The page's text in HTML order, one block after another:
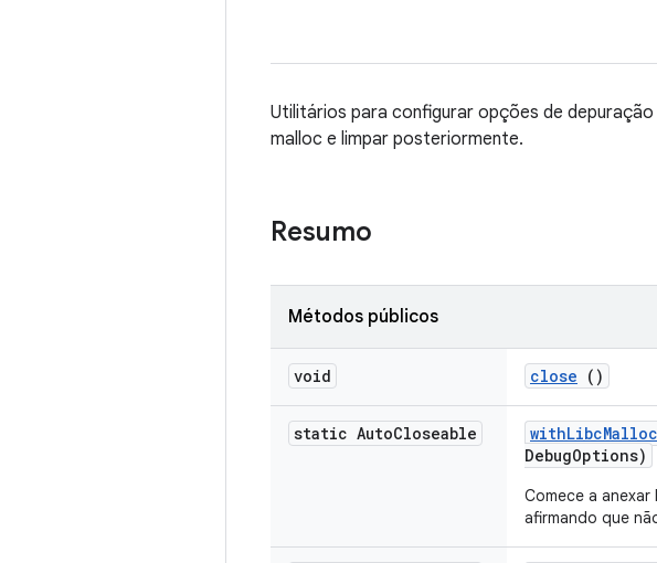
Utilitários para configurar opções de
malloc e limpar posteriormente.
Resumo
Métodos públicos
void close ()
static AutoCloseable withLibcMalloc
DebugOptions)
Comece a
afirmando que